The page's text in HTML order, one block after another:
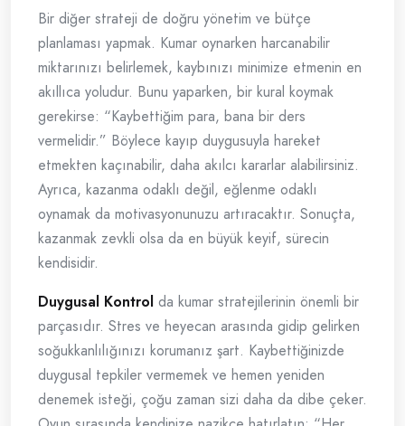
Bir diğer strateji de doğru yönetim ve bütçe
planlaması yapmak. Kumar oynarken harcanabilir
miktarınızı belirlemek, kaybınızı minimize etmenin en
akıllıca yoludur. Bunu yaparken, bir kural koymak
gerekirse: “Kaybettiğim para, bana bir ders
vermelidir.” Böylece kayıp duygusuyla hareket
etmekten kaçınabilir, daha akılcı kararlar alabilirsiniz.
Ayrıca, kazanma odaklı değil, eğlenme odaklı
oynamak da motivasyonunuzu artıracaktır. Sonuçta,
kazanmak zevkli olsa da en büyük keyif, sürecin
kendisidir.
Duygusal Kontrol da kumar stratejilerinin önemli bir
parçasıdır. Stres ve heyecan arasında gidip gelirken
soğukkanlılığınızı korumanız şart. Kaybettiğinizde
duygusal tepkiler vermemek ve hemen yeniden
denemek isteği, çoğu zaman sizi daha da dibe çeker.